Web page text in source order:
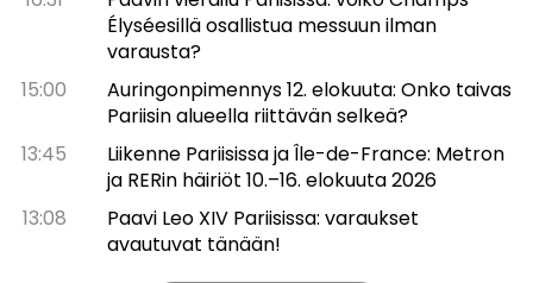
Élyséesillä osallistua messuun ilman
varausta?
15:00
Auringonpimennys 12. elokuuta: Onko taivas
Pariisin alueella riittävän selkeä?
13:45
Liikenne Pariisissa ja Île-de-France: Metron
ja RERin häiriöt 10.–16. elokuuta 2026
13:08
Paavi Leo XIV Pariisissa: varaukset
avautuvat tänään!